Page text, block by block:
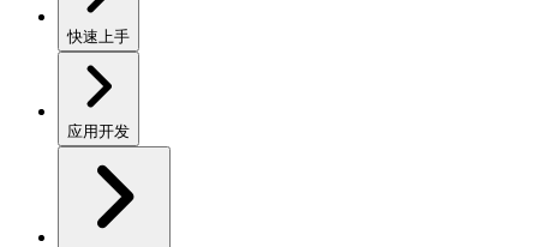
快速上手
应用开发